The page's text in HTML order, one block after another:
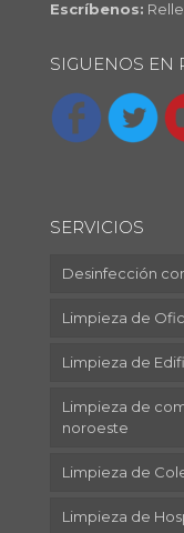
Escríbenos:
SIGUENOS EN
SERVICIOS
Desinfección
Limpieza de
Limpieza de
Limpieza de
noroeste
Limpieza de
Limpieza de